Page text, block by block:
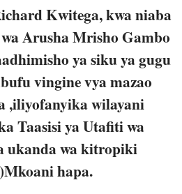
Kwitega, kwa niaba
Arusha Mrisho Gambo
ya siku ya gugu
vingine vya mazao
,iliyofanyika wilayani
Taasisi ya Utafiti wa
ukanda wa kitropiki
hapa.